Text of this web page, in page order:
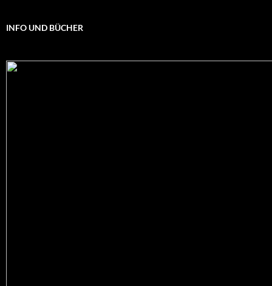
INFO UND BÜCHER